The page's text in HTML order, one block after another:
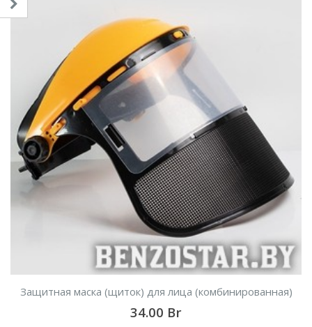
Защитная маска (щиток) для лица (комбинированная)
34.00 Br